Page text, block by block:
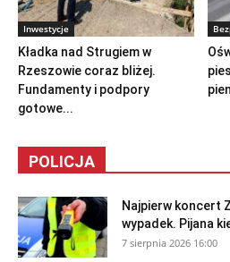
Inwestycje
Kładka nad Strugiem w
Rzeszowie coraz bliżej.
Fundamenty i podpory
gotowe...
POLICJA
Najpierw koncert
wypadek. Pijana
7 sierpnia 2026 16:00